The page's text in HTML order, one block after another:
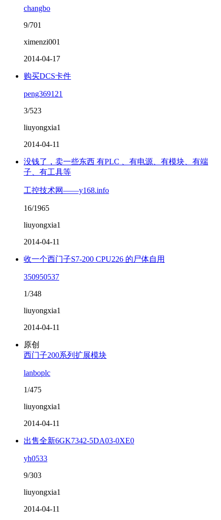
changbo
9/701
ximenzi001
2014-04-17
购买DCS卡件
peng369121
3/523
liuyongxia1
2014-04-11
没钱了，卖一些东西 有PLC 、有电源、有模块、有端
子、有工具等
工控技术网——y168.info
16/1965
liuyongxia1
2014-04-11
收一个西门子S7-200 CPU226 的尸体自用
350950537
1/348
liuyongxia1
2014-04-11
原创
西门子200系列扩展模块
lanboplc
1/475
liuyongxia1
2014-04-11
出售全新6GK7342-5DA03-0XE0
yh0533
9/303
liuyongxia1
2014-04-11